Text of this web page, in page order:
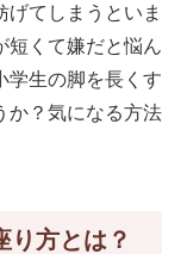
てしまうといま
短くて嫌だと悩ん
学生の脚を長くす
か？気になる方法
り方とは？